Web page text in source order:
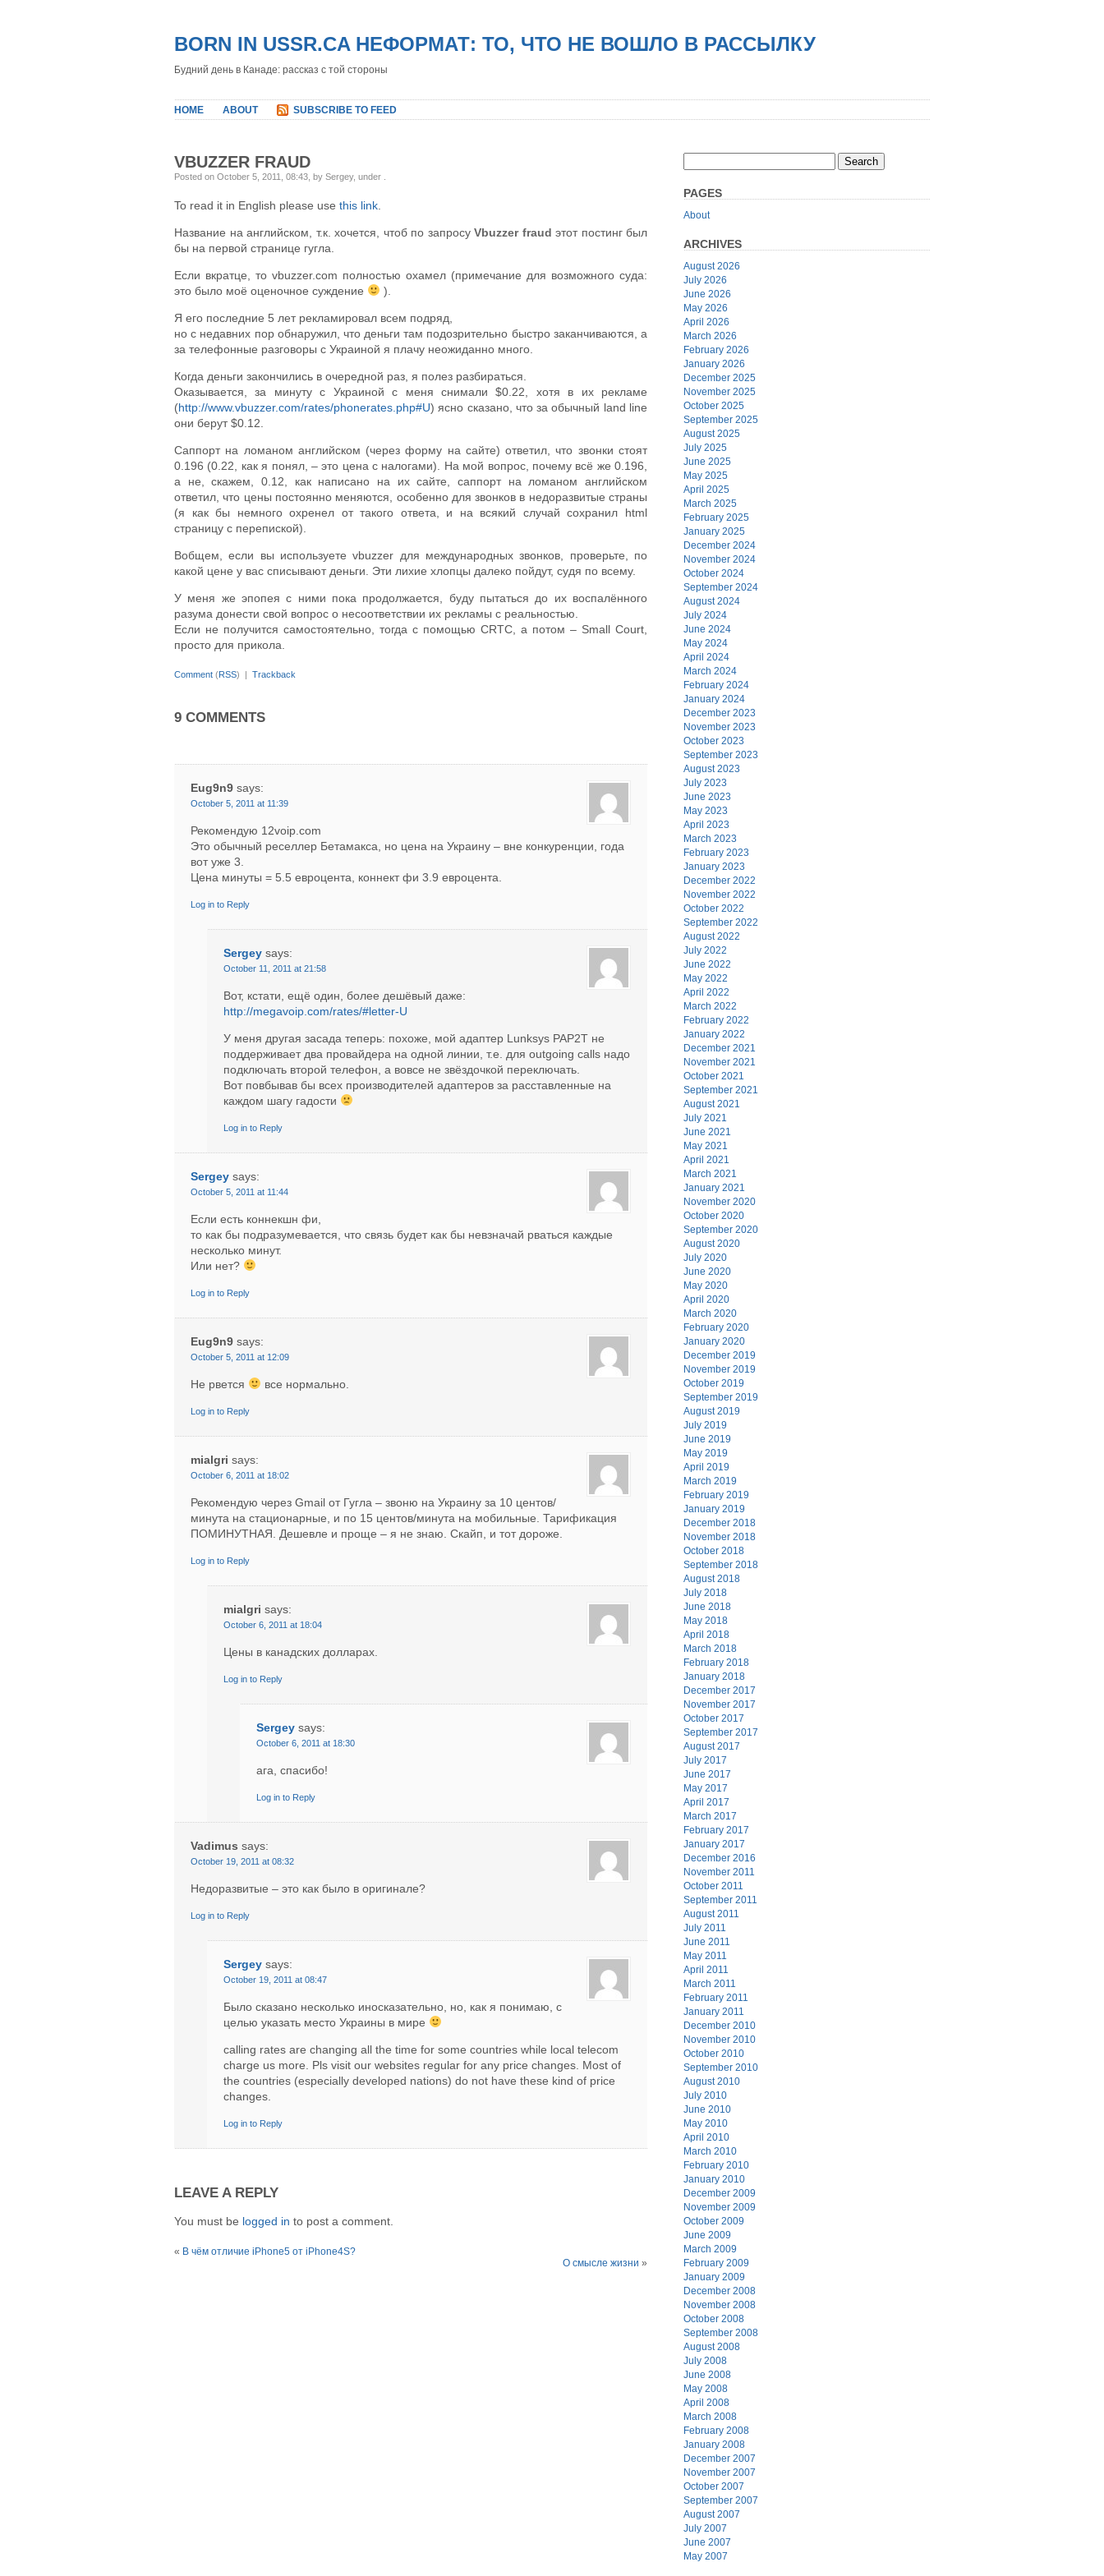
BORN IN USSR.CA НЕФОРМАТ: ТО, ЧТО НЕ ВОШЛО В РАССЫЛКУ
Будний день в Канаде: рассказ с той стороны
HOME ABOUT SUBSCRIBE TO FEED
VBUZZER FRAUD
Posted on October 5, 2011, 08:43, by Sergey, under
To read it in English please use this link
Название на английском, т.к. хочется, чтоб по запросу Vbuzzer fraud этот постинг был
бы на первой странице гугла.
Если вкратце, то vbuzzer.com полностью охамел (примечание для возможного суда:
это было моё оценочное суждение
).
Я его последние 5 лет рекламировал всем подряд,
но с недавних пор обнаружил, что деньги там подозрительно быстро заканчиваются, а
за телефонные разговоры с Украиной я плачу неожиданно много.
Когда деньги закончились в очередной раз, я полез разбираться.
Оказывается, за минуту с Украиной с меня снимали $0.22, хотя в их рекламе
(http://www.vbuzzer.com/rates/phonerates.php#U) ясно сказано, что за обычный land line
они берут $0.12.
Саппорт на ломаном английском (через форму на сайте) ответил, что звонки стоят
0.196 (0.22, как я понял, – это цена с налогами). На мой вопрос, почему всё же 0.196,
а не, скажем, 0.12, как написано на их сайте, саппорт на ломаном английском
ответил, что цены постоянно меняются, особенно для звонков в недоразвитые страны
(я как бы немного охренел от такого ответа, и на всякий случай сохранил html
страницу с перепиской).
Вобщем, если вы используете vbuzzer для международных звонков, проверьте, по
какой цене у вас списывают деньги. Эти лихие хлопцы далеко пойдут, судя по всему.
У меня же эпопея с ними пока продолжается, буду пытаться до их воспалённого
разума донести свой вопрос о несоответствии их рекламы с реальностью.
Если не получится самостоятельно, тогда с помощью CRTC, а потом – Small Court,
просто для прикола.
Comment (RSS) | Trackback
9 COMMENTS
Eug9n9 says:
October 5, 2011 at 11:39
Рекомендую 12voip.com
Это обычный реселлер Бетамакса, но цена на Украину – вне конкуренции, года
вот уже 3.
Цена минуты = 5.5 евроцента, коннект фи 3.9 евроцента.
Log in to Reply
Sergey says:
October 11, 2011 at 21:58
Вот, кстати, ещё один, более дешёвый даже:
http://megavoip.com/rates/#letter-U
У меня другая засада теперь: похоже, мой адаптер Lunksys PAP2T не
поддерживает два провайдера на одной линии, т.е. для outgoing calls надо
подключать второй телефон, а вовсе не звёздочкой переключать.
Вот повбывав бы всех производителей адаптеров за расставленные на
каждом шагу гадости
Log in to Reply
Sergey says:
October 5, 2011 at 11:44
Если есть коннекшн фи,
то как бы подразумевается, что связь будет как бы невзначай рваться каждые
несколько минут.
Или нет?
Log in to Reply
Eug9n9 says:
October 5, 2011 at 12:09
Не рвется все нормально.
Log in to Reply
mialgri says:
October 6, 2011 at 18:02
Рекомендую через Gmail от Гугла – звоню на Украину за 10 центов/
минута на стационарные, и по 15 центов/минута на мобильные. Тарификация
ПОМИНУТНАЯ. Дешевле и проще – я не знаю. Скайп, и тот дороже.
Log in to Reply
mialgri says:
October 6, 2011 at 18:04
Цены в канадских долларах.
Log in to Reply
Sergey says:
October 6, 2011 at 18:30
ага, спасибо!
Log in to Reply
Vadimus says:
October 19, 2011 at 08:32
Недоразвитые – это как было в оригинале?
Log in to Reply
Sergey says:
October 19, 2011 at 08:47
Было сказано несколько иносказательно, но, как я понимаю, с
целью указать место Украины в мире
calling rates are changing all the time for some countries while local telecom
charge us more. Pls visit our websites regular for any price changes. Most of
the countries (especially developed nations) do not have these kind of price
changes.
Log in to Reply
LEAVE A REPLY
You must be logged in to post a comment.
« В чём отличие iPhone5 от iPhone4S?
О смысле жизни »
PAGES
About
ARCHIVES
August 2026
July 2026
June 2026
May 2026
April 2026
March 2026
February 2026
January 2026
December 2025
November 2025
October 2025
September 2025
August 2025
July 2025
June 2025
May 2025
April 2025
March 2025
February 2025
January 2025
December 2024
November 2024
October 2024
September 2024
August 2024
July 2024
June 2024
May 2024
April 2024
March 2024
February 2024
January 2024
December 2023
November 2023
October 2023
September 2023
August 2023
July 2023
June 2023
May 2023
April 2023
March 2023
February 2023
January 2023
December 2022
November 2022
October 2022
September 2022
August 2022
July 2022
June 2022
May 2022
April 2022
March 2022
February 2022
January 2022
December 2021
November 2021
October 2021
September 2021
August 2021
July 2021
June 2021
May 2021
April 2021
March 2021
January 2021
November 2020
October 2020
September 2020
August 2020
July 2020
June 2020
May 2020
April 2020
March 2020
February 2020
January 2020
December 2019
November 2019
October 2019
September 2019
August 2019
July 2019
June 2019
May 2019
April 2019
March 2019
February 2019
January 2019
December 2018
November 2018
October 2018
September 2018
August 2018
July 2018
June 2018
May 2018
April 2018
March 2018
February 2018
January 2018
December 2017
November 2017
October 2017
September 2017
August 2017
July 2017
June 2017
May 2017
April 2017
March 2017
February 2017
January 2017
December 2016
November 2011
October 2011
September 2011
August 2011
July 2011
June 2011
May 2011
April 2011
March 2011
February 2011
January 2011
December 2010
November 2010
October 2010
September 2010
August 2010
July 2010
June 2010
May 2010
April 2010
March 2010
February 2010
January 2010
December 2009
November 2009
October 2009
June 2009
March 2009
February 2009
January 2009
December 2008
November 2008
October 2008
September 2008
August 2008
July 2008
June 2008
May 2008
April 2008
March 2008
February 2008
January 2008
December 2007
November 2007
October 2007
September 2007
August 2007
July 2007
June 2007
May 2007